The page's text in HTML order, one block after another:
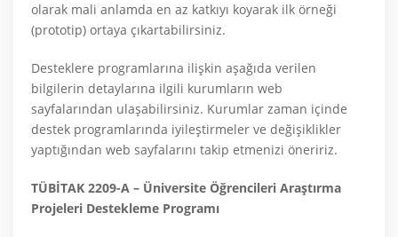
olarak mali anlamda en az katkıyı koyarak ilk örneği
(prototip) ortaya çıkartabilirsiniz.
Desteklere programlarına ilişkin aşağıda verilen
bilgilerin detaylarına ilgili kurumların web
sayfalarından ulaşabilirsiniz. Kurumlar zaman içinde
destek programlarında iyileştirmeler ve değişiklikler
yaptığından web sayfalarını takip etmenizi öneririz.
TÜBİTAK 2209-A – Üniversite Öğrencileri Araştırma
Projeleri Destekleme Programı